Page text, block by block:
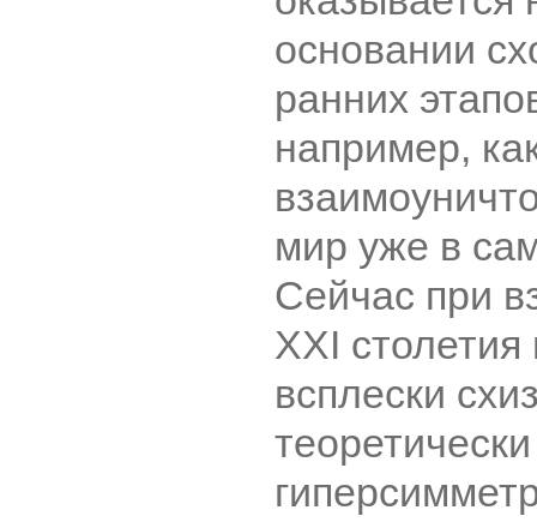
основании
ранних
например,
мир уже в
Сейчас при
XXI
всплески